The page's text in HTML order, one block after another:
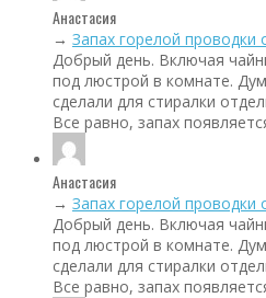
Анастасия
→ Запах горелой проводки
Добрый день. Включая
под люстрой в комнате.
сделали для стиралки
Все равно, запах
Анастасия
→ Запах горелой проводки
Добрый день. Включая
под люстрой в комнате.
сделали для стиралки
Все равно, запах